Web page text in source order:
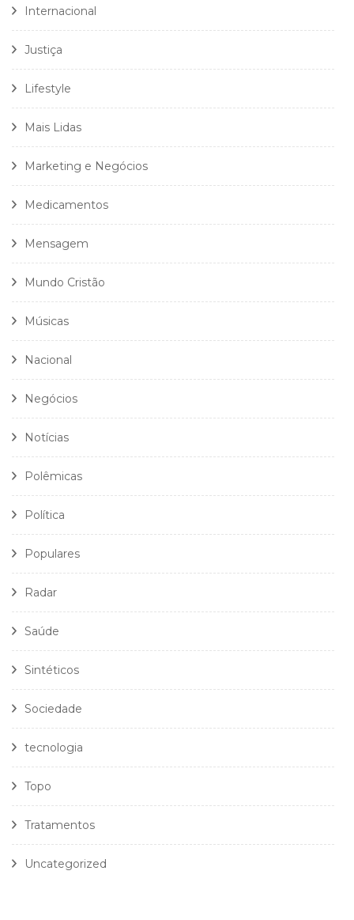
Internacional
Justiça
Lifestyle
Mais Lidas
Marketing e Negócios
Medicamentos
Mensagem
Mundo Cristão
Músicas
Nacional
Negócios
Notícias
Polêmicas
Política
Populares
Radar
Saúde
Sintéticos
Sociedade
tecnologia
Topo
Tratamentos
Uncategorized